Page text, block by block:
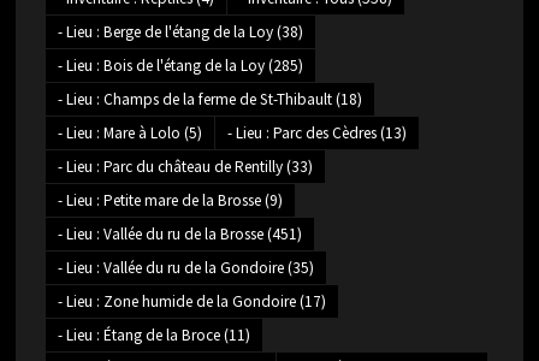
- Lieu : Berge de l'étang de la Loy(38)
- Lieu : Bois de l'étang de la Loy(285)
- Lieu : Champs de la ferme de St-Thibault(18)
- Lieu : Mare à Lolo (5) - Lieu : Parc des Cèdres(13)
- Lieu : Parc du château de Rentilly(33)
- Lieu : Petite mare de la Brosse(9)
- Lieu : Vallée du ru de la Brosse(451)
- Lieu : Vallée du ru de la Gondoire(35)
- Lieu : Zone humide de la Gondoire(17)
- Lieu : Étang de la Broce(11)